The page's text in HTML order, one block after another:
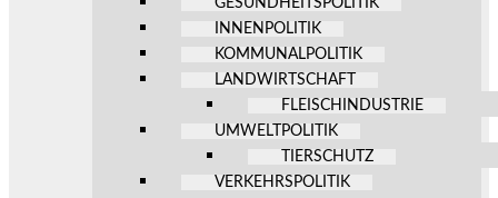
INNENPOLITIK
KOMMUNALPOLITIK
LANDWIRTSCHAFT
FLEISCHINDUSTRIE
UMWELTPOLITIK
TIERSCHUTZ
VERKEHRSPOLITIK